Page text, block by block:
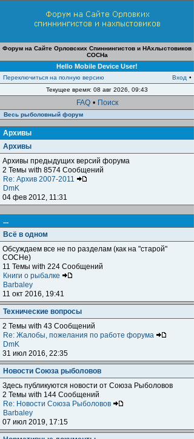
Форум на Сайте Орловских Спиннингистов и НАхлыстовиков
СОСНа
Hello Mobile Device User!
Переключиться на полную версию Вход •
Текущее время: 08 авг 2026, 09:43
FAQ • Поиск
Весь рыболовный форум
Архивы
Архивы
Архивы предыдущих версий форума
2 Темы with 8574 Сообщений
Re: Архив 2007-2011
DmK
04 фев 2012, 11:31
...
Всё в одном
Обсуждаем все не по разделам (как на "старой"
СОСНе)
11 Темы with 224 Сообщений
Книги о рыбалке
Barbaley
11 окт 2016, 19:41
Технические вопросы
2 Темы with 43 Сообщений
Re: Жалобы, пожелания по работе форума
DmK
31 июл 2016, 22:35
Новости Союза рыболовов
Здесь публикуются новости от Союза Рыболовов
2 Темы with 144 Сообщений
Re: Новости Союза Рыболовов
Barbaley
07 июл 2019, 17:15